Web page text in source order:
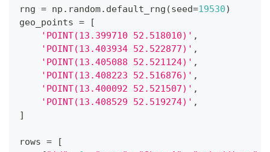
rng = np . random. default_rng (seed=19530)
geo_points =
[
'POINT(13.399710 52.518010)' ,
'POINT(13.403934 52.522877)' ,
'POINT(13.405088 52.521124)' ,
'POINT(13.408223 52.516876)' ,
'POINT(13.400092 52.521507)' ,
'POINT(13.408529 52.519274)' ,
]
rows =
[